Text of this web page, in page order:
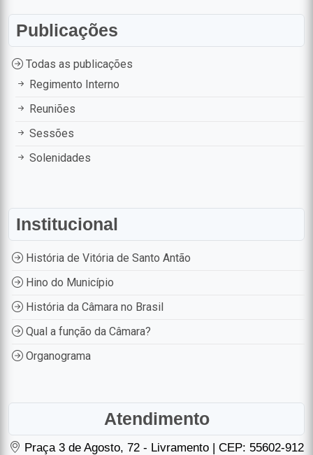
Publicações
Todas as publicações
Regimento Interno
Reuniões
Sessões
Solenidades
Institucional
História de Vitória de Santo Antão
Hino do Município
História da Câmara no Brasil
Qual a função da Câmara?
Organograma
Atendimento
Praça 3 de Agosto, 72 - Livramento | CEP: 55602-912